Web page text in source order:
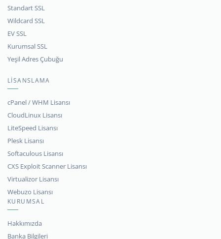
Standart SSL
Wildcard SSL
EV SSL
Kurumsal SSL
Yeşil Adres Çubuğu
LİSANSLAMA
cPanel / WHM Lisansı
CloudLinux Lisansı
LiteSpeed Lisansı
Plesk Lisansı
Softaculous Lisansı
CXS Exploit Scanner Lisansı
Virtualizor Lisansı
Webuzo Lisansı
KURUMSAL
Hakkımızda
Banka Bilgileri